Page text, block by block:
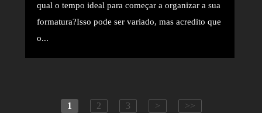
qual o tempo ideal para começar a organizar a sua
formatura?Isso pode ser variado, mas acredito que
o...
1 2 3 > >>